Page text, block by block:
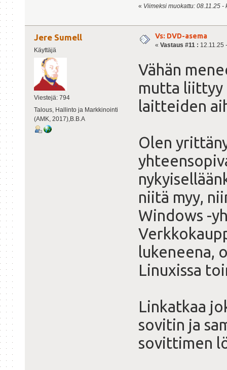
« Viimeksi muokattu: 08.11.25
Jere Sumell
Käyttäjä
Viestejä: 794
Talous, Hallinto ja Markkinointi
(AMK, 2017),B.B.A
Vs: DVD-asema
« Vastaus #11 : 12.11.25
Vähän
mutta
laitteiden
Olen
niitä myy,
Windows -
lukeneena,
Linuxissa
Linkatkaa
sovitin ja
sovittimen